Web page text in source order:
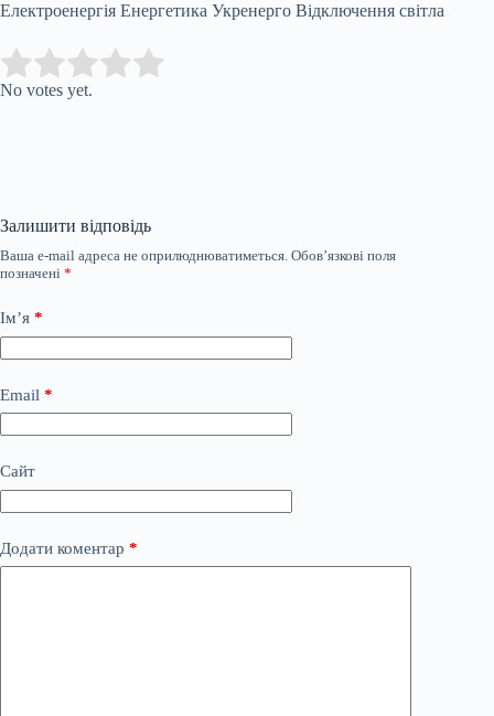
Електроенергія Енергетика Укренерго Відключення світла
Rate this item:
No votes yet.
Залишити відповідь
Ваша e-mail адреса не оприлюднюватиметься. Обов’язкові поля
позначені *
Ім’я *
Email *
Сайт
Додати коментар *